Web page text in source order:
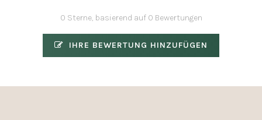
0 Sterne, basierend auf 0 Bewertungen
IHRE BEWERTUNG HINZUFÜGEN